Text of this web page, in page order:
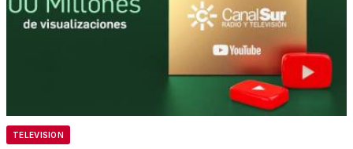
TELEVISION